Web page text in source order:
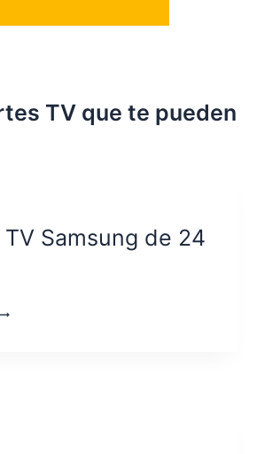
TV que te pueden
Samsung de 24